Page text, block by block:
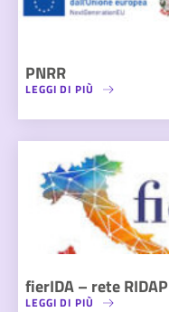
PNRR
LEGGI DI PIÙ
fierIDA – rete RIDAP
LEGGI DI PIÙ